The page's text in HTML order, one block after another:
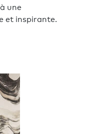
une
et inspirante.